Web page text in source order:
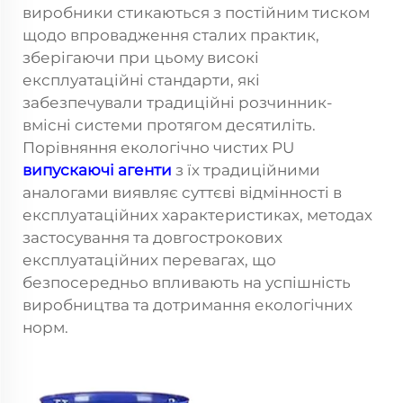
виробники стикаються з постійним тиском
щодо впровадження сталих практик,
зберігаючи при цьому високі
експлуатаційні стандарти, які
забезпечували традиційні розчинник-
вмісні системи протягом десятиліть.
Порівняння екологічно чистих PU
випускаючі агенти з їх традиційними
аналогами виявляє суттєві відмінності в
експлуатаційних характеристиках, методах
застосування та довгострокових
експлуатаційних перевагах, що
безпосередньо впливають на успішність
виробництва та дотримання екологічних
норм.